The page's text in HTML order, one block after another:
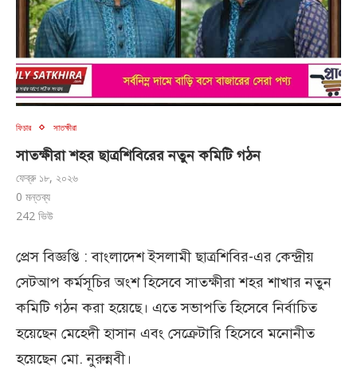
ফিচার সাতক্ষীরা
সাতক্ষীরা শহর ছাত্রশিবিরের নতুন কমিটি গঠন
ফেব্রু ১৮, ২০২৬
0 মন্তব্য
242 ভিউ
প্রেস বিজ্ঞপ্তি : বাংলাদেশ ইসলামী ছাত্রশিবির-এর কেন্দ্রীয়
সেটআপ কর্মসূচির অংশ হিসেবে সাতক্ষীরা শহর শাখার নতুন
কমিটি গঠন করা হয়েছে। এতে সভাপতি হিসেবে নির্বাচিত
হয়েছেন মেহেদী হাসান এবং সেক্রেটারি হিসেবে মনোনীত
হয়েছেন মো. নুরুন্নবী।